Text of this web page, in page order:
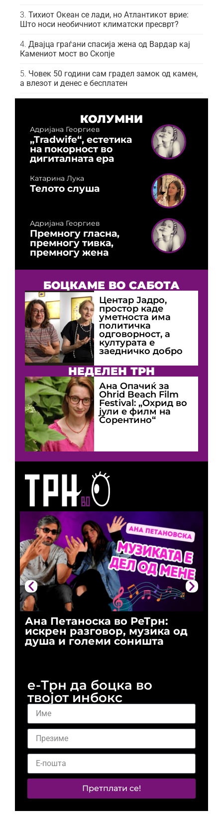
Тихиот Океан се лади, но Атлантикот врие:
Што носи необичниот климатски пресврт?
Двајца граѓани спасија жена од Вардар кај
Камениот мост во Скопје
Човек 50 години сам градел замок од камен,
а влезот и денес е бесплатен
Ана Петаноска во РеТрн:
искрен разговор, музика од
душа и големи соништа
КОЛУМНИ
Адријана Георгиев
„Tradwife“, естетика
на покорност во
дигиталната ера
Катарина Лука
Телото слуша
Адријана Георгиев
Премногу гласна,
премногу тивка,
премногу жена
БОЦКАМЕ ВО САБОТА
Центар Јадро,
простор каде
уметноста има
политичка
одговорност, а
културата е
заедничко добро
НЕДЕЛЕН ТРН
Ана Опачиќ за
Оhrid Beach Film
Festival: „Охрид во
јули е филм на
Сорентино“
е-Трн да боцка во
твојот инбокс
Претплати се!